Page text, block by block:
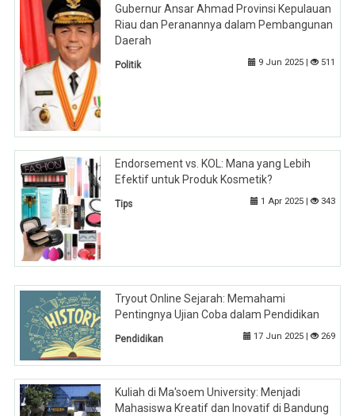
Gubernur Ansar Ahmad Provinsi Kepulauan
Riau dan Peranannya dalam Pembangunan
Daerah
Politik 9 Jun 2025 | 511
Endorsement vs. KOL: Mana yang Lebih
Efektif untuk Produk Kosmetik?
Tips 1 Apr 2025 | 343
Tryout Online Sejarah: Memahami
Pentingnya Ujian Coba dalam Pendidikan
Pendidikan 17 Jun 2025 | 269
Kuliah di Ma'soem University: Menjadi
Mahasiswa Kreatif dan Inovatif di Bandung